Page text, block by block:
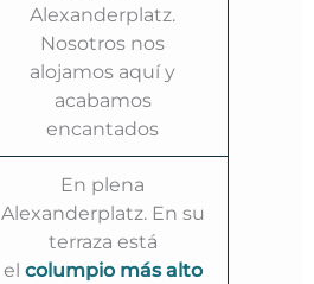
Alexanderplatz.
Nosotros nos
alojamos aquí y
acabamos
encantados
En plena
Alexanderplatz. En su
terraza está
el columpio más alto